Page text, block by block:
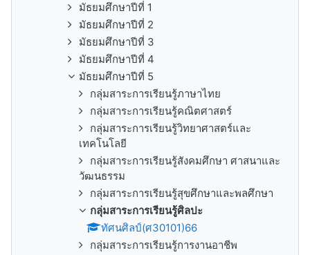
มัธยมศึกษาปีที่ 1
มัธยมศึกษาปีที่ 2
มัธยมศึกษาปีที่ 3
มัธยมศึกษาปีที่ 4
มัธยมศึกษาปีที่ 5
กลุ่มสาระการเรียนรู้ภาษาไทย
กลุ่มสาระการเรียนรู้คณิตศาสตร์
กลุ่มสาระการเรียนรู้วิทยาศาสตร์และ
เทคโนโลยี
กลุ่มสาระการเรียนรู้สังคมศึกษา ศาสนาและ
วัฒนธรรม
กลุ่มสาระการเรียนรู้สุขศึกษาและพลศึกษา
กลุ่มสาระการเรียนรู้ศิลปะ
ทัศนศิลป์(ศ30101)66
กลุ่มสาระการเรียนรู้การงานอาชีพ